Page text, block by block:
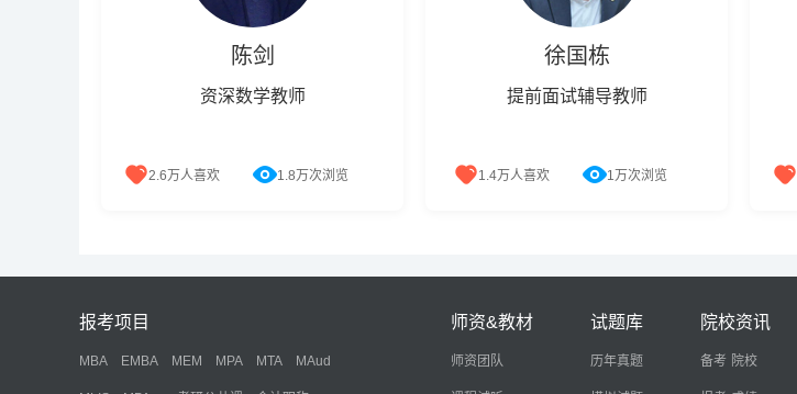
陈剑
资深数学教师
2.6万人喜欢 1.8万次浏览
双管齐下；讲解高屋建瓴，深入浅出
与通俗易懂相互辉映；辅导脉络清
晰，精辟透彻与重点突出齐头并进；
徐国栋
提前面试辅导教师
1.4万人喜欢 1万次浏览
报考项目
MBA EMBA MEM MPA MTA MAud
师资&教材
师资团队
试题库
历年真题
院校资讯
备考 院校